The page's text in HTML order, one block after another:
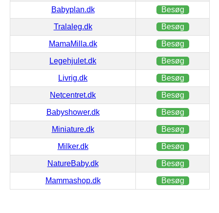
Babyplan.dk Besøg
Tralaleg.dk Besøg
MamaMilla.dk Besøg
Legehjulet.dk Besøg
Livrig.dk Besøg
Netcentret.dk Besøg
Babyshower.dk Besøg
Miniature.dk Besøg
Milker.dk Besøg
NatureBaby.dk Besøg
Mammashop.dk Besøg